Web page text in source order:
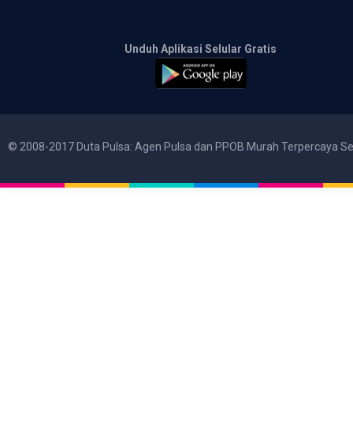
Unduh Aplikasi Selular Gratis
© 2008-2017 Duta Pulsa: Agen Pulsa dan PPOB Murah Terpercaya